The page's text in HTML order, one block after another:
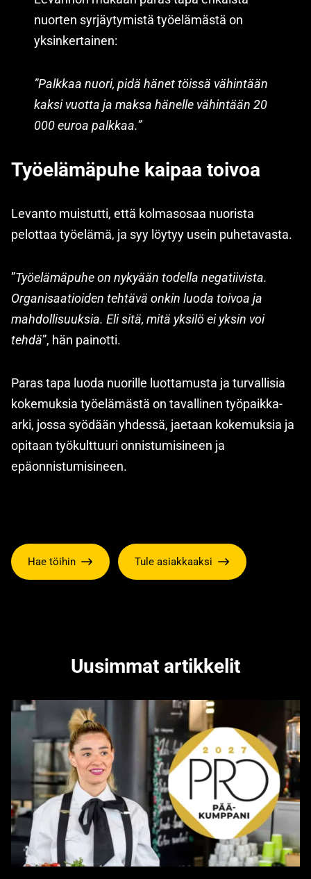
nuorten syrjäytymistä työelämästä on
yksinkertainen:
”Palkkaa nuori, pidä hänet töissä vähintään
kaksi vuotta ja maksa hänelle vähintään 20
000 euroa palkkaa.”
Työelämäpuhe kaipaa toivoa
Levanto muistutti, että kolmasosaa nuorista
pelottaa työelämä, ja syy löytyy usein puhetavasta.
”Työelämäpuhe on nykyään todella negatiivista.
Organisaatioiden tehtävä onkin luoda toivoa ja
mahdollisuuksia. Eli sitä, mitä yksilö ei yksin voi
tehdä”, hän painotti.
Paras tapa luoda nuorille luottamusta ja turvallisia
kokemuksia työelämästä on tavallinen työpaikka-
arki, jossa syödään yhdessä, jaetaan kokemuksia ja
opitaan työkulttuuri onnistumisineen ja
epäonnistumisineen.
Hae töihin Tule asiakkaaksi
Uusimmat artikkelit